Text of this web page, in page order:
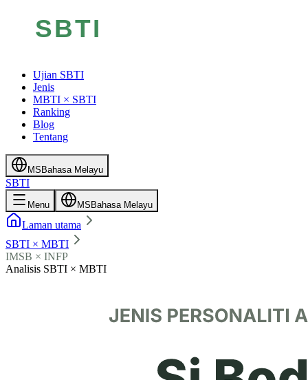
Ujian SBTI
Jenis
MBTI × SBTI
Ranking
Blog
Tentang
MS Bahasa Melayu
SBTI
Menu MS Bahasa Melayu
Laman utama
SBTI × MBTI
IMSB × INFP
Analisis SBTI × MBTI